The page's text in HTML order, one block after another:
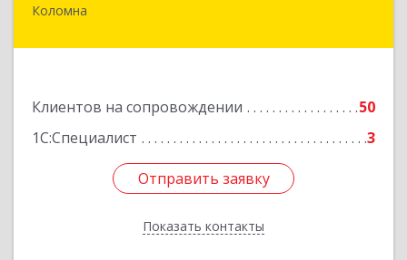
Коломна
Клиентов на сопровождении
50
1С:Специалист
3
Отправить заявку
Показать контакты
140415, Московская обл, Коломна г, Л.Толстого
Отправить заявку
Назад